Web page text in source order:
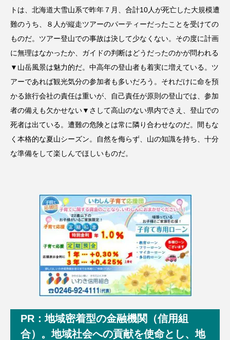
トは、北海道大雪山系で昨年７月、合計10人が死亡した大規模遭
難のうち、８人が縦走ツアーのパーティーだったことを受けての
ものだ。ツアー登山での事故は決して少なくない。その度に計画
に無理はなかったか、ガイドの判断はどうだったのかが問われる
▼山岳風景は魅力的だ。中高年の登山者も着実に増えている。ツ
アーであれば観光気分の参加者も多いだろう。それだけに命を預
かる旅行会社の責任は重いが、自己責任が原則の登山では、参加
者の備えも欠かせない▼さして高山のない県内でさえ、登山での
死者は出ている。遭難の危険とは常に隣り合わせなのだ。間もな
く本格的な夏山シーズン。自然を侮らず、山の知識を持ち、十分
な準備をして楽しんでほしいものだ。
PR：地域密着型の金融機関（信用組
合）。地域社会への貢献を使命とし、地